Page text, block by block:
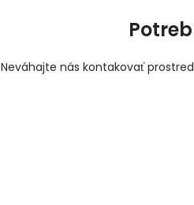
Neváhajte nás kontakovať